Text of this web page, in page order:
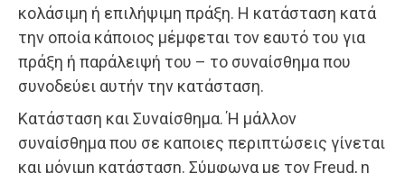
κολάσιμη ή επιλήψιμη πράξη. Η κατάσταση κατά
την οποία κάποιος μέμφεται τον εαυτό του για
πράξη ή παράλειψή του – το συναίσθημα που
συνοδεύει αυτήν την κατάσταση.
Κατάσταση και Συναίσθημα. Ή μάλλον
συναίσθημα που σε καποιες περιπτώσεις γίνεται
και μόνιμη κατάσταση. Σύμφωνα με τον Freud, η